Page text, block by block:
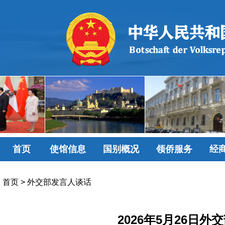
首页 使馆信息 国别概况 领侨服务 经
首页 > 外交部发言人谈话
2026年5月26日外